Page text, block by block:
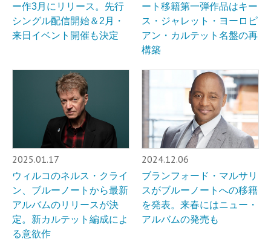
ー作3月にリリース。先行
シングル配信開始＆2月・
来日イベント開催も決定
ート移籍第一弾作品はキー
ス・ジャレット・ヨーロピ
アン・カルテット名盤の再
構築
2025.01.17
ウィルコのネルス・クライ
ン、ブルーノートから最新
アルバムのリリースが決
定。新カルテット編成によ
る意欲作
2024.12.06
ブランフォード・マルサリ
スがブルーノートへの移籍
を発表。来春にはニュー・
アルバムの発売も